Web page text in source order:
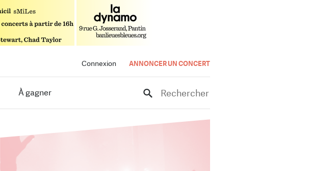
Connexion ANNONCER UN CONCERT
À gagner Rechercher